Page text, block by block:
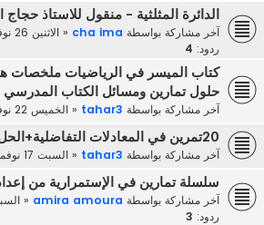
الدائرة المثلثية - منقول للاستاذ حجاج
آخر مشاركة بواسطة cha ima
« الاثنين 26 نوفمبر 2018 18:41
ردود: 4
كتاب الميسر في الرياضيات ملخصات
حلول تمارين ومسائل الكتاب المدرسي
آخر مشاركة بواسطة tahar3
« الخميس 22 نوفمبر 2018 21:35
20تمرين في المعادلات التفاضلية+الحل.pdf
آخر مشاركة بواسطة tahar3
« السبت 17 نوفمبر 2018 0:04
سلسلة تمارين في الإستمرارية من
آخر مشاركة بواسطة amira amoura
« السبت 3
ردود: 3